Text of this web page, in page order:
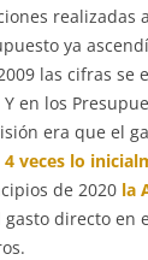
realizadas
ya
las cifras se
en los
era que el
4 veces lo
de 2020 la
gasto directo en